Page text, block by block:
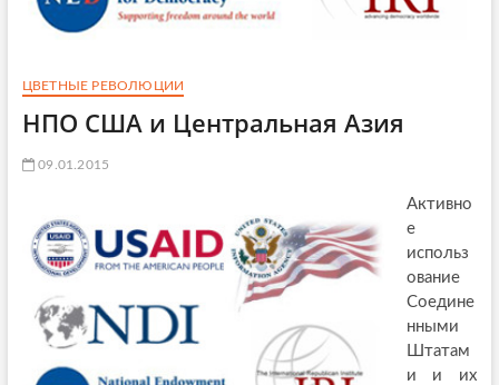
ЦВЕТНЫЕ РЕВОЛЮЦИИ
НПО США и Центральная Азия
09.01.2015
Активно
е
использ
ование
Соедине
нными
Штатам
и и их